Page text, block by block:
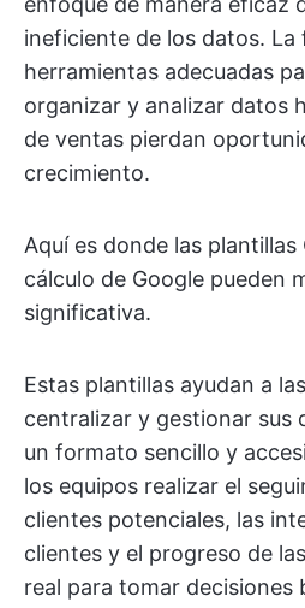
ineficiente de los datos. La
herramientas adecuadas
organizar y analizar datos
de ventas pierdan
crecimiento.
Aquí es donde las plantillas
cálculo de Google pueden
significativa.
Estas plantillas ayudan a
centralizar y gestionar sus
un formato sencillo y
los equipos realizar el
clientes potenciales, las
clientes y el progreso de
real para tomar decisiones